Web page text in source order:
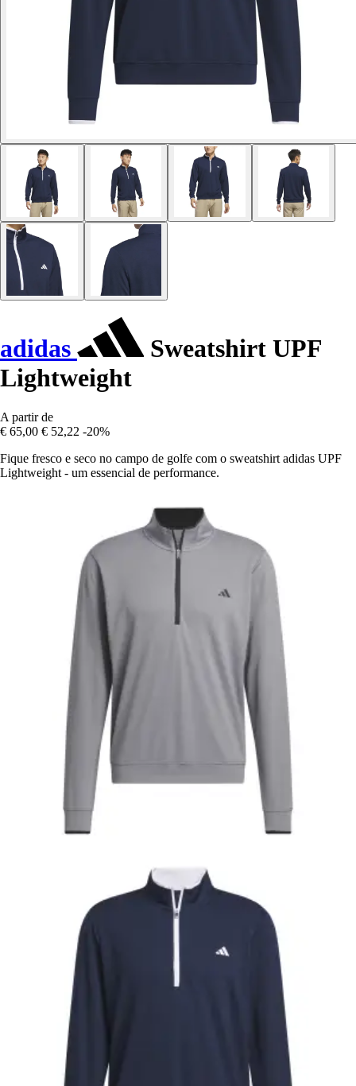
adidas
Sweatshirt UPF
Lightweight
A partir de
€ 65,00 € 52,22 -20%
Fique fresco e seco no campo de golfe com o sweatshirt adidas UPF
Lightweight - um essencial de performance.